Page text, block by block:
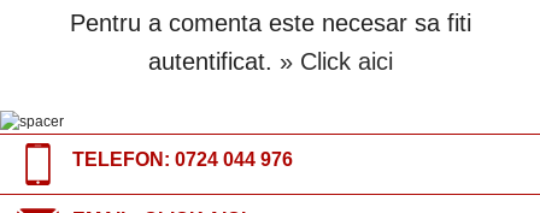
Pentru a comenta este necesar sa fiti
autentificat. » Click aici
TELEFON: 0724 044 976